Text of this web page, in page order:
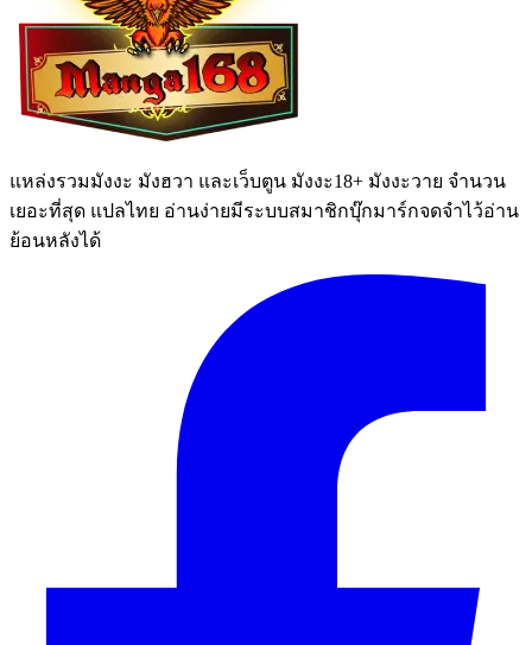
แหล่งรวมมังงะ มังฮวา และเว็บตูน มังงะ18+ มังงะวาย จำนวน
เยอะที่สุด แปลไทย อ่านง่ายมีระบบสมาชิกบุ๊กมาร์กจดจำไว้อ่าน
ย้อนหลังได้